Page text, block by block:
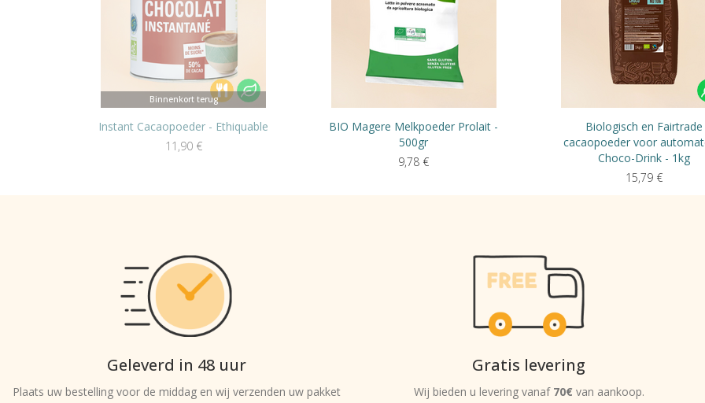
Binnenkort terug
Instant Cacaopoeder - Ethiquable
11,90 €
BIO Magere Melkpoeder Prolait -
500gr
9,78 €
Biologisch en Fairtrade
cacaopoeder voor
Choco-Drink - 1kg
15,79 €
Geleverd in 48 uur
Plaats uw bestelling voor de middag en wij verzenden uw pakket
Gratis levering
Wij bieden u levering vanaf 70€ van aankoop.